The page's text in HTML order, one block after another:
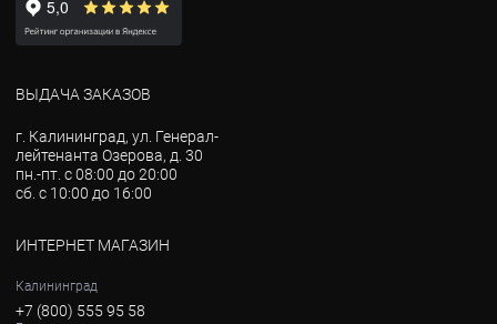
ВЫДАЧА ЗАКАЗОВ
г. Калининград, ул. Генерал-
лейтенанта Озерова, д. 30
пн.-пт. с 08:00 до 20:00
сб. с 10:00 до 16:00
ИНТЕРНЕТ МАГАЗИН
Калининград
+7 (800) 555 95 58